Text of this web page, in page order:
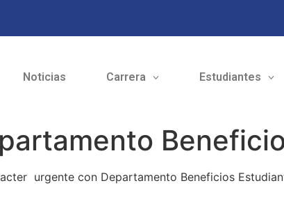
Noticias Carrera Estudiantes
urgente con Departamento Beneficios